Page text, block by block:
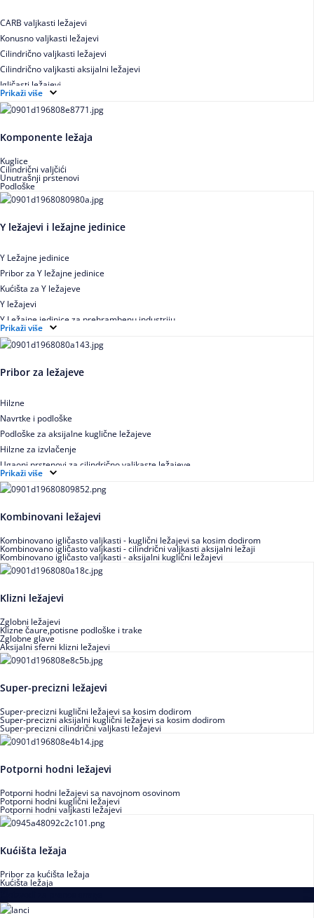
CARB valjkasti ležajevi
Konusno valjkasti ležajevi
Cilindrično valjkasti ležajevi
Cilindrično valjkasti aksijalni ležajevi
Igličasti ležajevi
Igličasti aksijalni ležajevi
Buričasti ležajevi
Buričasti zaptiveni ležajevi
Buričasti aksijalni ležajevi
Prikaži više
Komponente ležaja
Kuglice
Cilindrični valjčići
Unutrašnji prstenovi
Podloške
Y ležajevi i ležajne jedinice
Y Ležajne jedinice
Pribor za Y ležajne jedinice
Kućišta za Y ležajeve
Y ležajevi
Y Ležajne jedinice za prehrambenu industriju
Ležajne jedinice sa valjkastim ležajevima
Prikaži više
Pribor za ležajeve
Hilzne
Navrtke i podloške
Podloške za aksijalne kuglične ležajeve
Hilzne za izvlačenje
Ugaoni prstenovi za cilindrično valjkaste ležajeve
Prikaži više
Kombinovani ležajevi
Kombinovano igličasto valjkasti - kuglični ležajevi sa kosim dodirom
Kombinovano igličasto valjkasti - cilindrični valjkasti aksijalni ležaji
Kombinovano igličasto valjkasti - aksijalni kuglični ležajevi
Klizni ležajevi
Zglobni ležajevi
Klizne čaure,potisne podloške i trake
Zglobne glave
Aksijalni sferni klizni ležajevi
Super-precizni ležajevi
Super-precizni kuglični ležajevi sa kosim dodirom
Super-precizni aksijalni kuglični ležajevi sa kosim dodirom
Super-precizni cilindrični valjkasti ležajevi
Potporni hodni ležajevi
Potporni hodni ležajevi sa navojnom osovinom
Potporni hodni kuglični ležajevi
Potporni hodni valjkasti ležajevi
Kućišta ležaja
Pribor za kućišta ležaja
Kućišta ležaja